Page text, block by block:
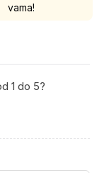
vama!
1 do 5?